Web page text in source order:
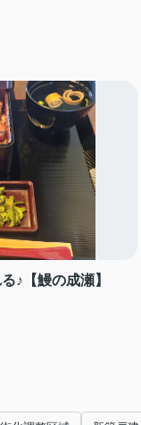
♪【鰻の成瀬】